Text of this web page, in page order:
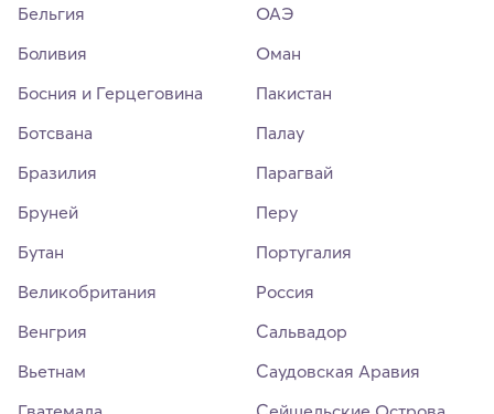
Бельгия
Боливия
Босния и Герцеговина
Ботсвана
Бразилия
Бруней
Бутан
Великобритания
Венгрия
Вьетнам
ОАЭ
Оман
Пакистан
Палау
Парагвай
Перу
Португалия
Россия
Сальвадор
Саудовская Аравия